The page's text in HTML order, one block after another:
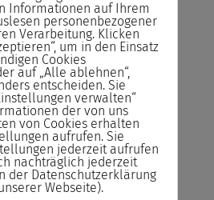
erst nach der
nicht im Voraus!
bis zum Vortrag des
Buchung zurücktreten.
Buchen!
Ihren Seminarplatz –
Seminar erst ein Tag vor
Informationen auf Ihrem
personenbezogener
Verarbeitung. Klicken
um in den Einsatz
Cookies
auf „Alle ablehnen“,
entscheiden. Sie
verwalten“
der von uns
von Cookies erhalten
aufrufen. Sie
jederzeit aufrufen
nachträglich jederzeit
der Datenschutzerklärung
Webseite).